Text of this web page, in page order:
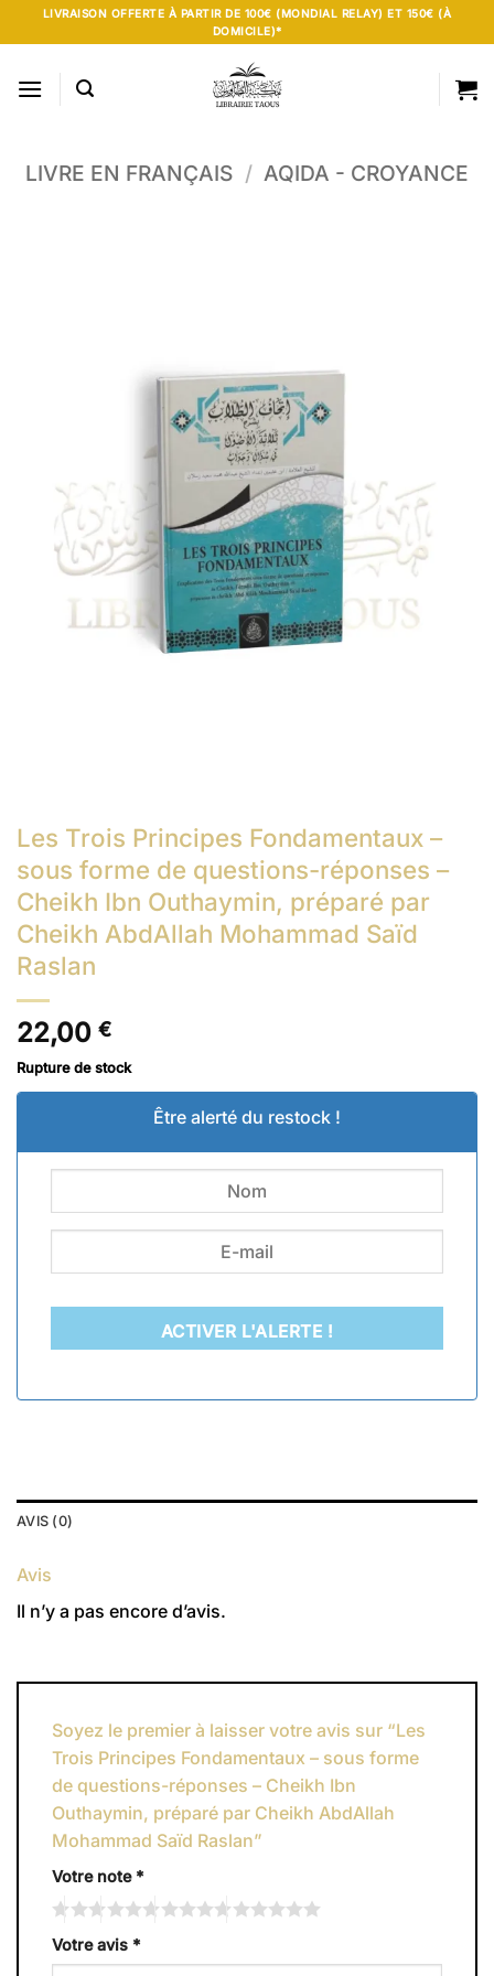
Passer
au
contenu
LIVRAISON OFFERTE À PARTIR DE 100€ (MONDIAL RELAY) ET 150€ (À
DOMICILE)*
LIVRE EN FRANÇAIS / AQIDA - CROYANCE
Les Trois Principes Fondamentaux –
sous forme de questions-réponses –
Cheikh Ibn Outhaymin, préparé par
Cheikh AbdAllah Mohammad Saïd
Raslan
22,00 €
Rupture de stock
Être alerté du restock !
ACTIVER L'ALERTE !
AVIS (0)
Avis
Il n’y a pas encore d’avis.
Soyez le premier à laisser votre avis sur “Les
Trois Principes Fondamentaux – sous forme
de questions-réponses – Cheikh Ibn
Outhaymin, préparé par Cheikh AbdAllah
Mohammad Saïd Raslan”
Votre note *
Votre avis *